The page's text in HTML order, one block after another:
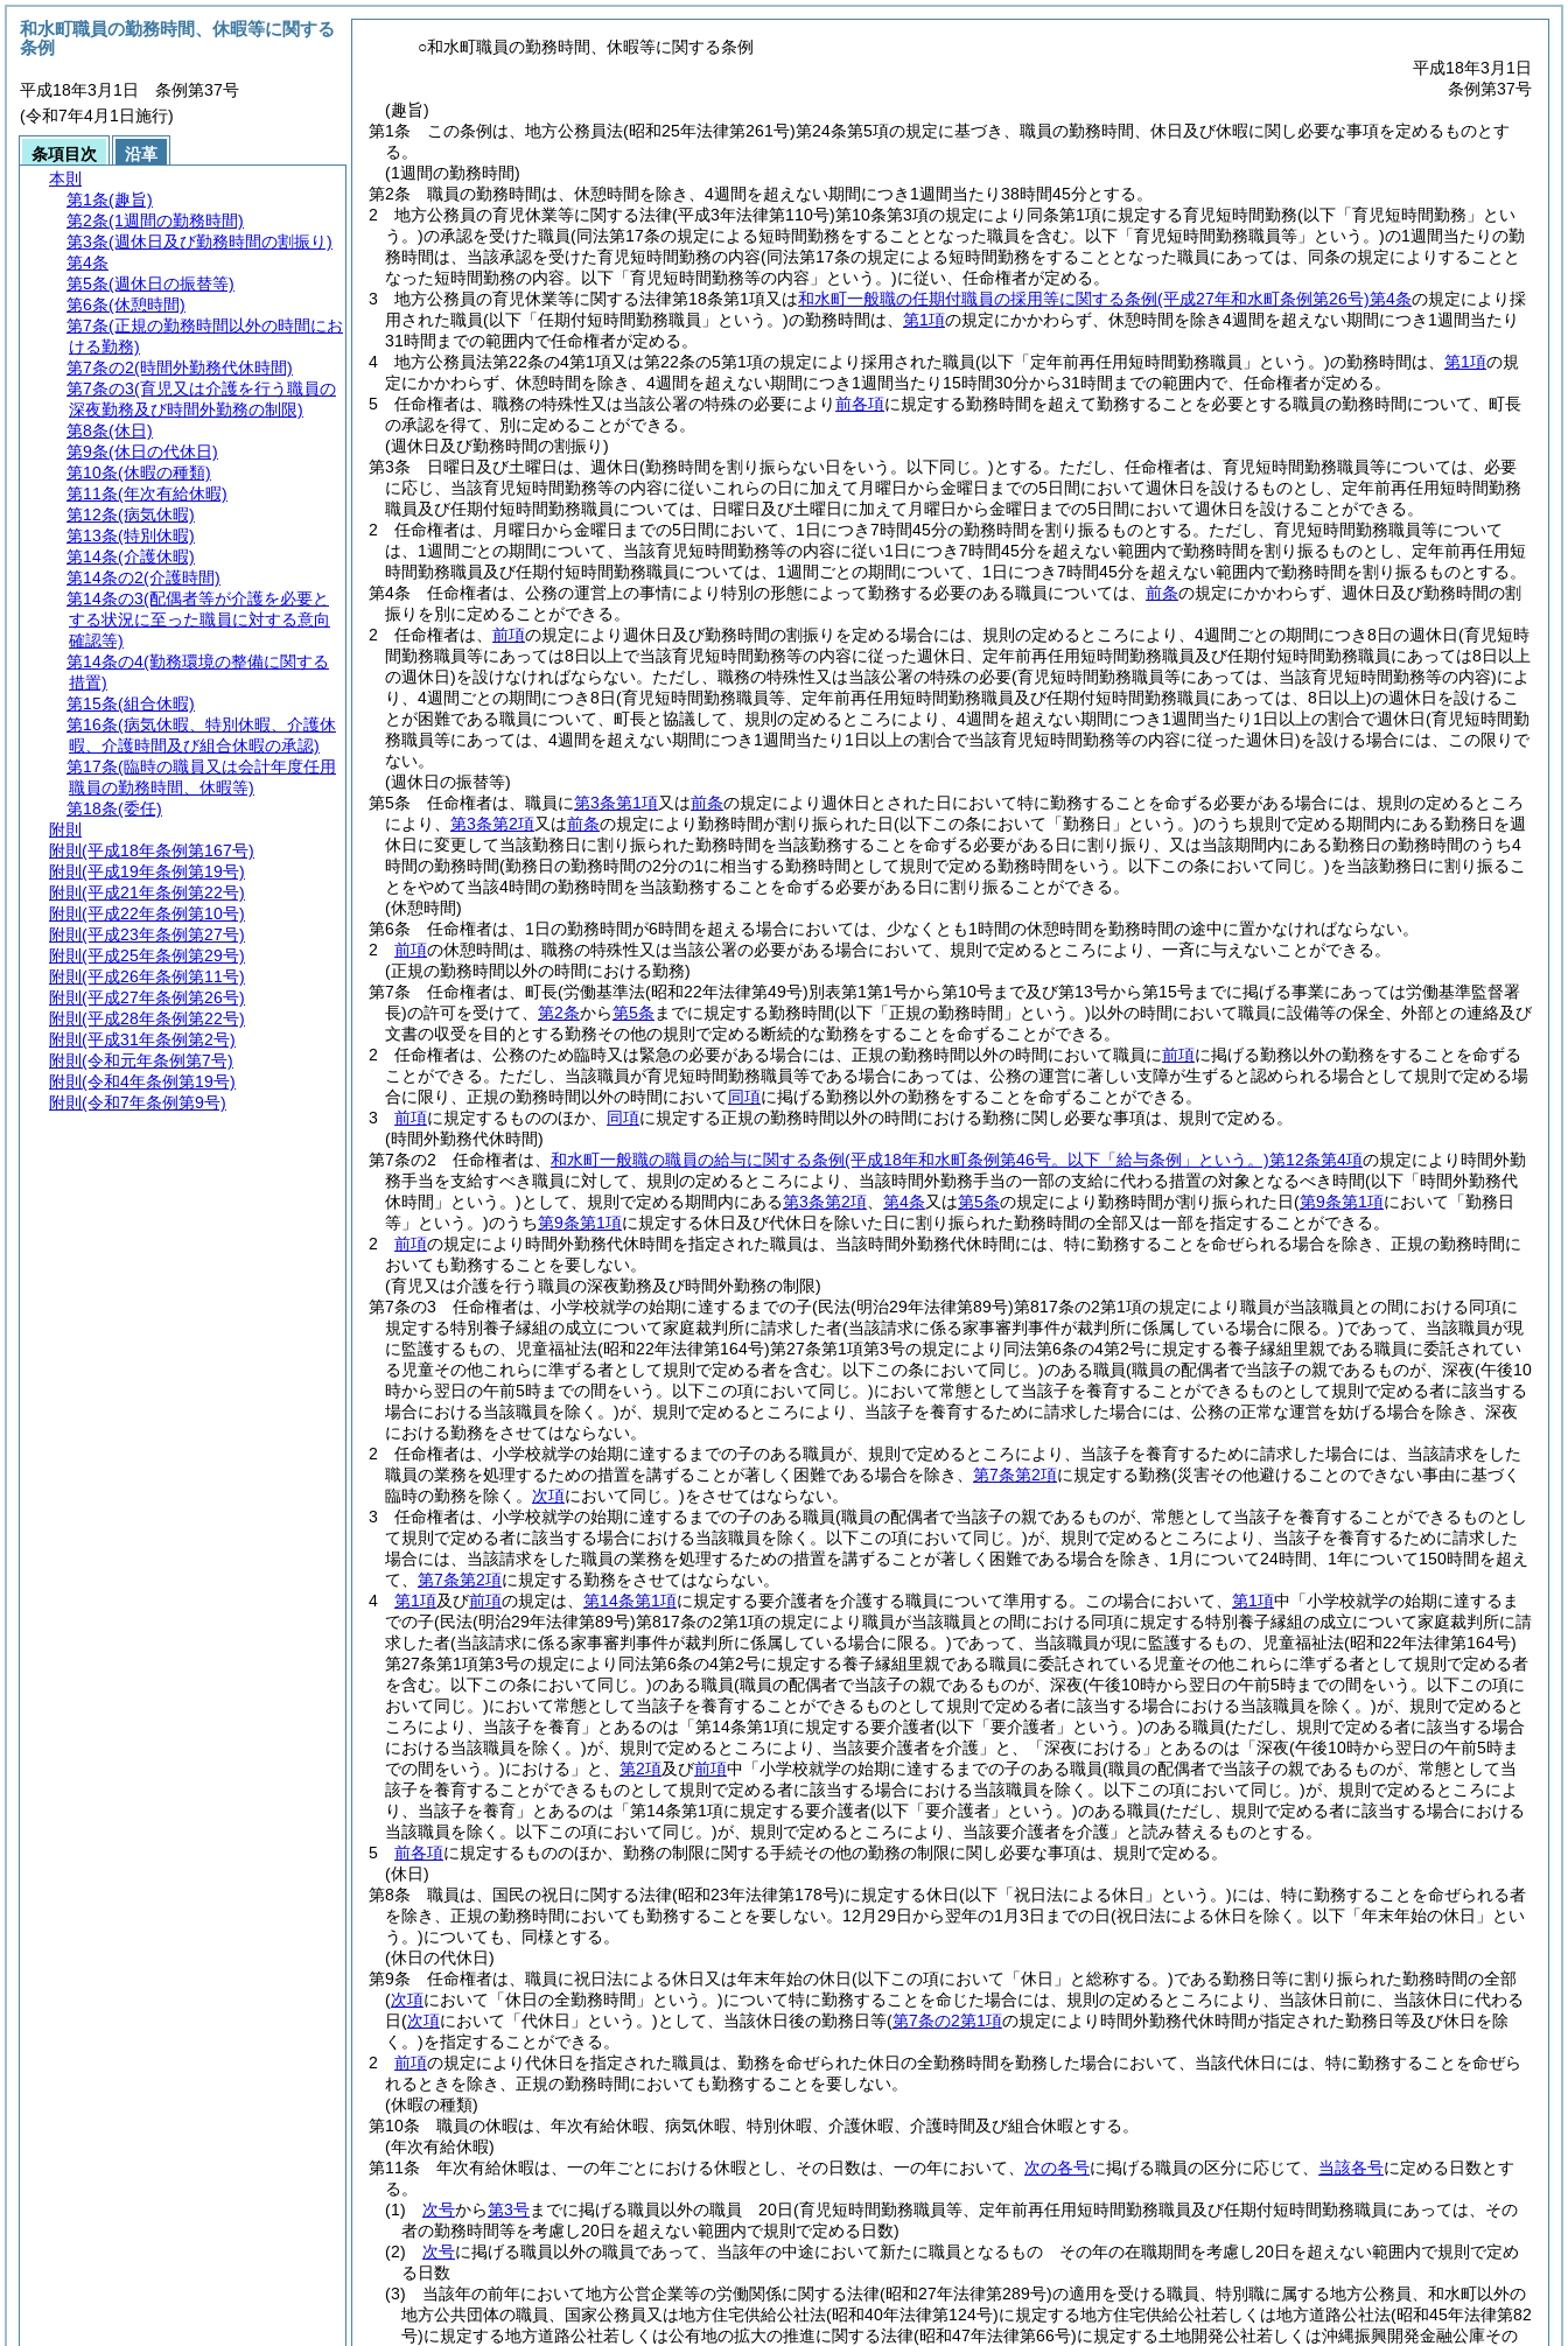
○和水町職員の勤務時間、休暇等に関する条例
平成18年3月1日
条例第37号
(趣旨)
第1条
この条例は、地方公務員法(昭和25年法律第261号)第24条第5項の規定に基づき、職員の勤務時間、休日及び休暇に関し必要な事項を定めるものとす
る。
(1週間の勤務時間)
第2条
職員の勤務時間は、休憩時間を除き、4週間を超えない期間につき1週間当たり38時間45分とする。
2
地方公務員の育児休業等に関する法律(平成3年法律第110号)第10条第3項の規定により同条第1項に規定する育児短時間勤務(以下「育児短時間勤務」とい
う。)の承認を受けた職員(同法第17条の規定による短時間勤務をすることとなった職員を含む。以下「育児短時間勤務職員等」という。)の1週間当たりの勤
務時間は、当該承認を受けた育児短時間勤務の内容(同法第17条の規定による短時間勤務をすることとなった職員にあっては、同条の規定によりすることと
なった短時間勤務の内容。以下「育児短時間勤務等の内容」という。)に従い、任命権者が定める。
3
地方公務員の育児休業等に関する法律第18条第1項又は和水町一般職の任期付職員の採用等に関する条例(平成27年和水町条例第26号)第4条の規定により採
用された職員(以下「任期付短時間勤務職員」という。)の勤務時間は、 第1項の規定にかかわらず、休憩時間を除き4週間を超えない期間につき1週間当たり
31時間までの範囲内で任命権者が定める。
4
地方公務員法第22条の4第1項又は第22条の5第1項の規定により採用された職員(以下「定年前再任用短時間勤務職員」という。)の勤務時間は、 第1項の規
定にかかわらず、休憩時間を除き、4週間を超えない期間につき1週間当たり15時間30分から31時間までの範囲内で、任命権者が定める。
5
任命権者は、職務の特殊性又は当該公署の特殊の必要により前各項に規定する勤務時間を超えて勤務することを必要とする職員の勤務時間について、町長
の承認を得て、別に定めることができる。
(週休日及び勤務時間の割振り)
第3条
日曜日及び土曜日は、週休日(勤務時間を割り振らない日をいう。以下同じ。)とする。 ただし、任命権者は、育児短時間勤務職員等については、必要
に応じ、当該育児短時間勤務等の内容に従いこれらの日に加えて月曜日から金曜日までの5日間において週休日を設けるものとし、定年前再任用短時間勤務
職員及び任期付短時間勤務職員については、日曜日及び土曜日に加えて月曜日から金曜日までの5日間において週休日を設けることができる。
2
任命権者は、月曜日から金曜日までの5日間において、1日につき7時間45分の勤務時間を割り振るものとする。 ただし、育児短時間勤務職員等について
は、1週間ごとの期間について、当該育児短時間勤務等の内容に従い1日につき7時間45分を超えない範囲内で勤務時間を割り振るものとし、定年前再任用短
時間勤務職員及び任期付短時間勤務職員については、1週間ごとの期間について、1日につき7時間45分を超えない範囲内で勤務時間を割り振るものとする。
第4条
任命権者は、公務の運営上の事情により特別の形態によって勤務する必要のある職員については、 前条の規定にかかわらず、週休日及び勤務時間の割
振りを別に定めることができる。
2
任命権者は、 前項の規定により週休日及び勤務時間の割振りを定める場合には、規則の定めるところにより、4週間ごとの期間につき8日の週休日(育児短時
間勤務職員等にあっては8日以上で当該育児短時間勤務等の内容に従った週休日、定年前再任用短時間勤務職員及び任期付短時間勤務職員にあっては8日以上
の週休日)を設けなければならない。 ただし、職務の特殊性又は当該公署の特殊の必要(育児短時間勤務職員等にあっては、当該育児短時間勤務等の内容)によ
り、4週間ごとの期間につき8日(育児短時間勤務職員等、定年前再任用短時間勤務職員及び任期付短時間勤務職員にあっては、8日以上)の週休日を設けるこ
とが困難である職員について、町長と協議して、規則の定めるところにより、4週間を超えない期間につき1週間当たり1日以上の割合で週休日(育児短時間勤
務職員等にあっては、4週間を超えない期間につき1週間当たり1日以上の割合で当該育児短時間勤務等の内容に従った週休日)を設ける場合には、この限りで
ない。
(週休日の振替等)
第5条
任命権者は、職員に第3条第1項又は前条の規定により週休日とされた日において特に勤務することを命ずる必要がある場合には、規則の定めるところ
により、 第3条第2項又は前条の規定により勤務時間が割り振られた日(以下この条において「勤務日」という。)のうち規則で定める期間内にある勤務日を週
休日に変更して当該勤務日に割り振られた勤務時間を当該勤務することを命ずる必要がある日に割り振り、又は当該期間内にある勤務日の勤務時間のうち4
時間の勤務時間(勤務日の勤務時間の2分の1に相当する勤務時間として規則で定める勤務時間をいう。以下この条において同じ。)を当該勤務日に割り振るこ
とをやめて当該4時間の勤務時間を当該勤務することを命ずる必要がある日に割り振ることができる。
(休憩時間)
第6条
任命権者は、1日の勤務時間が6時間を超える場合においては、少なくとも1時間の休憩時間を勤務時間の途中に置かなければならない。
2
前項の休憩時間は、職務の特殊性又は当該公署の必要がある場合において、規則で定めるところにより、一斉に与えないことができる。
(正規の勤務時間以外の時間における勤務)
第7条
任命権者は、町長(労働基準法(昭和22年法律第49号)別表第1第1号から第10号まで及び第13号から第15号までに掲げる事業にあっては労働基準監督署
長)の許可を受けて、 第2条から第5条 までに規定する勤務時間(以下「正規の勤務時間」という。)以外の時間において職員に設備等の保全、外部との連絡及び
文書の収受を目的とする勤務その他の規則で定める断続的な勤務をすることを命ずることができる。
2
任命権者は、公務のため臨時又は緊急の必要がある場合には、正規の勤務時間以外の時間において職員に前項に掲げる勤務以外の勤務をすることを命ずる
ことができる。 ただし、当該職員が育児短時間勤務職員等である場合にあっては、公務の運営に著しい支障が生ずると認められる場合として規則で定める場
合に限り、正規の勤務時間以外の時間において同項に掲げる勤務以外の勤務をすることを命ずることができる。
3
前項に規定するもののほか、 同項に規定する正規の勤務時間以外の時間における勤務に関し必要な事項は、規則で定める。
(時間外勤務代休時間)
第7条の2
任命権者は、 和水町一般職の職員の給与に関する条例(平成18年和水町条例第46号。以下「給与条例」という。)第12条第4項の規定により時間外勤
務手当を支給すべき職員に対して、規則の定めるところにより、当該時間外勤務手当の一部の支給に代わる措置の対象となるべき時間(以下「時間外勤務代
休時間」という。)として、規則で定める期間内にある第3条第2項 第4条又は第5条の規定により勤務時間が割り振られた日(第9条第1項において「勤務日
等」という。)のうち第9条第1項に規定する休日及び代休日を除いた日に割り振られた勤務時間の全部又は一部を指定することができる。
2
前項の規定により時間外勤務代休時間を指定された職員は、当該時間外勤務代休時間には、特に勤務することを命ぜられる場合を除き、正規の勤務時間に
おいても勤務することを要しない。
(育児又は介護を行う職員の深夜勤務及び時間外勤務の制限)
第7条の3
任命権者は、小学校就学の始期に達するまでの子(民法(明治29年法律第89号)第817条の2第1項の規定により職員が当該職員との間における同項に
規定する特別養子縁組の成立について家庭裁判所に請求した者(当該請求に係る家事審判事件が裁判所に係属している場合に限る。)であって、当該職員が現
に監護するもの、児童福祉法(昭和22年法律第164号)第27条第1項第3号の規定により同法第6条の4第2号に規定する養子縁組里親である職員に委託されてい
る児童その他これらに準ずる者として規則で定める者を含む。以下この条において同じ。)のある職員(職員の配偶者で当該子の親であるものが、深夜(午後10
時から翌日の午前5時までの間をいう。以下この項において同じ。)において常態として当該子を養育することができるものとして規則で定める者に該当する
場合における当該職員を除く。)が、規則で定めるところにより、当該子を養育するために請求した場合には、公務の正常な運営を妨げる場合を除き、深夜
における勤務をさせてはならない。
2
任命権者は、小学校就学の始期に達するまでの子のある職員が、規則で定めるところにより、当該子を養育するために請求した場合には、当該請求をした
職員の業務を処理するための措置を講ずることが著しく困難である場合を除き、 第7条第2項に規定する勤務(災害その他避けることのできない事由に基づく
臨時の勤務を除く。 次項において同じ。)をさせてはならない。
3
任命権者は、小学校就学の始期に達するまでの子のある職員(職員の配偶者で当該子の親であるものが、常態として当該子を養育することができるものとし
て規則で定める者に該当する場合における当該職員を除く。以下この項において同じ。)が、規則で定めるところにより、当該子を養育するために請求した
場合には、当該請求をした職員の業務を処理するための措置を講ずることが著しく困難である場合を除き、1月について24時間、1年について150時間を超え
て、 第7条第2項に規定する勤務をさせてはならない。
4
第1項及び前項の規定は、 第14条第1項に規定する要介護者を介護する職員について準用する。 この場合において、 第1項中「小学校就学の始期に達するま
での子(民法(明治29年法律第89号)第817条の2第1項の規定により職員が当該職員との間における同項に規定する特別養子縁組の成立について家庭裁判所に請
求した者(当該請求に係る家事審判事件が裁判所に係属している場合に限る。)であって、当該職員が現に監護するもの、児童福祉法(昭和22年法律第164号)
第27条第1項第3号の規定により同法第6条の4第2号に規定する養子縁組里親である職員に委託されている児童その他これらに準ずる者として規則で定める者
を含む。以下この条において同じ。)のある職員(職員の配偶者で当該子の親であるものが、深夜(午後10時から翌日の午前5時までの間をいう。以下この項に
おいて同じ。)において常態として当該子を養育することができるものとして規則で定める者に該当する場合における当該職員を除く。)が、規則で定めると
ころにより、当該子を養育」とあるのは「第14条第1項に規定する要介護者(以下「要介護者」という。)のある職員(ただし、規則で定める者に該当する場合
における当該職員を除く。)が、規則で定めるところにより、当該要介護者を介護」と、「深夜における」とあるのは「深夜(午後10時から翌日の午前5時ま
での間をいう。)における」と、 第2項及び前項中「小学校就学の始期に達するまでの子のある職員(職員の配偶者で当該子の親であるものが、常態として当
該子を養育することができるものとして規則で定める者に該当する場合における当該職員を除く。以下この項において同じ。)が、規則で定めるところによ
り、当該子を養育」とあるのは「第14条第1項に規定する要介護者(以下「要介護者」という。)のある職員(ただし、規則で定める者に該当する場合における
当該職員を除く。以下この項において同じ。)が、規則で定めるところにより、当該要介護者を介護」と読み替えるものとする。
5
前各項に規定するもののほか、勤務の制限に関する手続その他の勤務の制限に関し必要な事項は、規則で定める。
(休日)
第8条
職員は、国民の祝日に関する法律(昭和23年法律第178号)に規定する休日(以下「祝日法による休日」という。)には、特に勤務することを命ぜられる者
を除き、正規の勤務時間においても勤務することを要しない。 12月29日から翌年の1月3日までの日(祝日法による休日を除く。以下「年末年始の休日」とい
う。)についても、同様とする。
(休日の代休日)
第9条
任命権者は、職員に祝日法による休日又は年末年始の休日(以下この項において「休日」と総称する。)である勤務日等に割り振られた勤務時間の全部
(次項において「休日の全勤務時間」という。)について特に勤務することを命じた場合には、規則の定めるところにより、当該休日前に、当該休日に代わる
日(次項において「代休日」という。)として、当該休日後の勤務日等(第7条の2第1項の規定により時間外勤務代休時間が指定された勤務日等及び休日を除
く。)を指定することができる。
2
前項の規定により代休日を指定された職員は、勤務を命ぜられた休日の全勤務時間を勤務した場合において、当該代休日には、特に勤務することを命ぜら
れるときを除き、正規の勤務時間においても勤務することを要しない。
(休暇の種類)
第10条
職員の休暇は、年次有給休暇、病気休暇、特別休暇、介護休暇、介護時間及び組合休暇とする。
(年次有給休暇)
第11条
年次有給休暇は、一の年ごとにおける休暇とし、その日数は、一の年において、 次の各号に掲げる職員の区分に応じて、 当該各号に定める日数とす
る。
(1)
次号から第3号までに掲げる職員以外の職員 20日(育児短時間勤務職員等、定年前再任用短時間勤務職員及び任期付短時間勤務職員にあっては、その
者の勤務時間等を考慮し20日を超えない範囲内で規則で定める日数)
(2)
次号に掲げる職員以外の職員であって、当該年の中途において新たに職員となるもの その年の在職期間を考慮し20日を超えない範囲内で規則で定め
る日数
(3)
当該年の前年において地方公営企業等の労働関係に関する法律(昭和27年法律第289号)の適用を受ける職員、特別職に属する地方公務員、和水町以外の
地方公共団体の職員、国家公務員又は地方住宅供給公社法(昭和40年法律第124号)に規定する地方住宅供給公社若しくは地方道路公社法(昭和45年法律第82
号)に規定する地方道路公社若しくは公有地の拡大の推進に関する法律(昭和47年法律第66号)に規定する土地開発公社若しくは沖縄振興開発金融公庫その
和水町職員の勤務時間、休暇等に関する
条例
平成18年3月1日 条例第37号
(令和7年4月1日施行)
条項目次
沿革
本則
第1条(趣旨)
第2条(1週間の勤務時間)
第3条(週休日及び勤務時間の割振り)
第4条
第5条(週休日の振替等)
第6条(休憩時間)
第7条(正規の勤務時間以外の時間にお
ける勤務)
第7条の2(時間外勤務代休時間)
第7条の3(育児又は介護を行う職員の
深夜勤務及び時間外勤務の制限)
第8条(休日)
第9条(休日の代休日)
第10条(休暇の種類)
第11条(年次有給休暇)
第12条(病気休暇)
第13条(特別休暇)
第14条(介護休暇)
第14条の2(介護時間)
第14条の3(配偶者等が介護を必要と
する状況に至った職員に対する意向
確認等)
第14条の4(勤務環境の整備に関する
措置)
第15条(組合休暇)
第16条(病気休暇、特別休暇、介護休
暇、介護時間及び組合休暇の承認)
第17条(臨時の職員又は会計年度任用
職員の勤務時間、休暇等)
第18条(委任)
附則
附則 (平成18年条例第167号)
附則 (平成19年条例第19号)
附則 (平成21年条例第22号)
附則 (平成22年条例第10号)
附則 (平成23年条例第27号)
附則 (平成25年条例第29号)
附則 (平成26年条例第11号)
附則 (平成27年条例第26号)
附則 (平成28年条例第22号)
附則 (平成31年条例第2号)
附則 (令和元年条例第7号)
附則 (令和4年条例第19号)
附則 (令和7年条例第9号)